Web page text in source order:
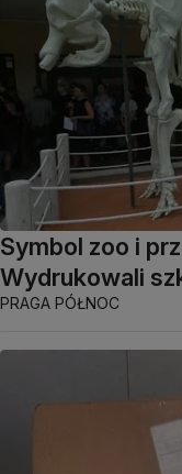
Symbol zoo i
Wydrukowali
PRAGA PÓŁNOC